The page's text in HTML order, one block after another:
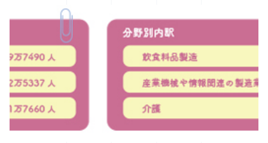
す。遅延によりビザ申請プロセスが遅れることがないよう、事前の計画
と準備が不可欠です。 企業側としては、申請者が必要な証明書を適切
に取得し、提出できるようサポートすることが求められます。これに含
まれるのは、必要な書類のリストの提供、翻訳サービスの手配、提出期
限の管理などです。企業と申請者の協力により、ビザ申請プロセスはス
ムーズに進行し、成功の可能性が高まります。 企業が対応するべき書
類作成の流れと注意点 企業が外国人採用においてビザ申請をサポート
する際、書類作成の流れと注意点を理解することは非常に重要です。適
切な書類の準備は、ビザ申請がスムーズに進む助けになるでしょう。
まず、企業は申請者に必要な書類のリストと、それらの書類が要求する
情報を明確に伝える必要があります。 必要な書類：雇用契約書、職務
す。例えば、技術・人文知識・国際業務ビザ、特定技能ビザなどがあり
ます。在留資格によって許可されている職種や活動内容が異なるため、
雇用前に在留資格を確認することが重要です。
類によって異なりますが、一般的には以下の提出が求められます。 ・
事業計画書 ・財務諸表 ・雇用契約書 また、外国人労働者の採用に関連
する特定の情報、例えば労働者の国籍や職種、採用条件なども重要で
す。申請プロセスをスムーズに進めるために、事前に必要な書類を整理
し、申請条件を正確に理解しておきましょう。適切な申請を行うこと
で、企業は補助金や助成金をスムーズに受け取ることが可能になりま
す。 注意点 外国人労働者を採用する際に助成金や補助金を活用するこ
とは、企業にとって大きなメリットをもたらしますが、いくつかの重要
な注意点があります。 （１）適用される助成金・補助金の理解 助成金
や補助金には、それぞれ異なる目的や条件があります。外国人労働者の
採用や研修に関連する助成金を正確に理解し、自社の状況に最も適した
を拡散する一方、オフラインではポスティングや地域イベントでの配布
を行い、直接ターゲット層にアプローチします。 このようにして、多
角的なアプローチでチラシの可視性を高めることが、求人募集の成功へ
のカギとなります​​​​​​​​。 おしゃれで効果的な求人募集チラシデザインの作
成方法 美しく、目を引く求人募集チラシのデザインは、応募者の関心
を惹きつける重要な要素です。このセクションでは、ターゲットに合っ
たデザインの選び方から、具体的な作成方法までを解説します。 ター
ゲットに応じたおしゃれなデザインの選択と絞り込み ターゲット層に
合わせたデザインを選択することは、効果的な求人募集チラシ作成のカ
ギです。このセクションでは、ターゲットに適したデザインの選び方
と、それらをどのように絞り込むかについてくわしく解説します。 チ
役割で進められたのでしょうか？ まずは、当社のことを知っていただ
くために、 私へのヒアリングや実際に働く社員へのヒアリングを実施
していただき、現状を把握してもらいました。 現状を把握していただ
いた上で、求める人物やその人物に刺さる魅力を言語化してもらい、採
用活動の設計をしていただきました。 また、設計のみならず、求人掲
載から、求人掲載の選定、応募者対応から面接同席まで、 一貫して採
用活動のサポートを行なってもらったので、とても助かりました。 貴
社の求める人物像として大切にされているポイントはどのあたりでしょ
うか？ 特に大事にしていたのは、当社の社風に合っているかどうかと
いう点ですね。 もちろん、経験者の方であればありがたいのですが、
経験者の方は少なく、伐採の中でも特殊な技術が当社であったりするの
はないですが、 独自のネットワークで、日々、求人等の情報共有をし
ており より高待遇の求人があれば、転職する可能性も高いです。 同じ
業種の平均はどのくらいかということを しっかりとリサーチし、可能
な範囲で給与設定することが重要です。 Point② ライフステージ変化
への理解 20代半ば～30代前半の特定技能者は、 結婚・出産・親の介護
などの 大きなライフイベントを迎えることが多いです。 このため、長
期休暇や運転免許取得の希望が増える傾向があります。 企業として
は、これらを理解し、 法律や企業独自のルールをきちんと説明するこ
とが大切です。 柔軟な対応を心がけ、双方が納得できる形を追求する
ことが望ましいです。 また、国によって、大事なイベントや祭日など
特徴的なものもありますので、文化の理解を深めることも重要です。